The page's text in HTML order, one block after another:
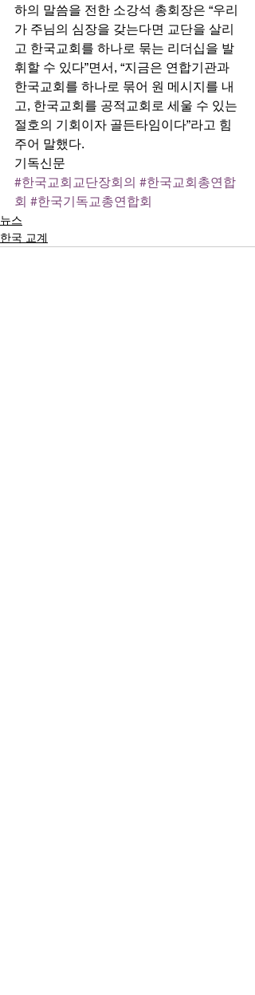
하의 말씀을 전한 소강석 총회장은 “우리
가 주님의 심장을 갖는다면 교단을 살리
고 한국교회를 하나로 묶는 리더십을 발
휘할 수 있다”면서, “지금은 연합기관과
한국교회를 하나로 묶어 원 메시지를 내
고, 한국교회를 공적교회로 세울 수 있는
절호의 기회이자 골든타임이다”라고 힘
주어 말했다.
기독신문
#한국교회교단장회의 #한국교회총연합
회 #한국기독교총연합회
뉴스
한국 교계